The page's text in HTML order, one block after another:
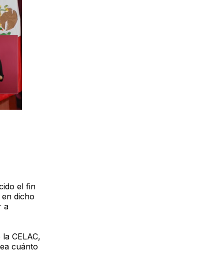
el fin
dicho
a
CELAC,
cuánto